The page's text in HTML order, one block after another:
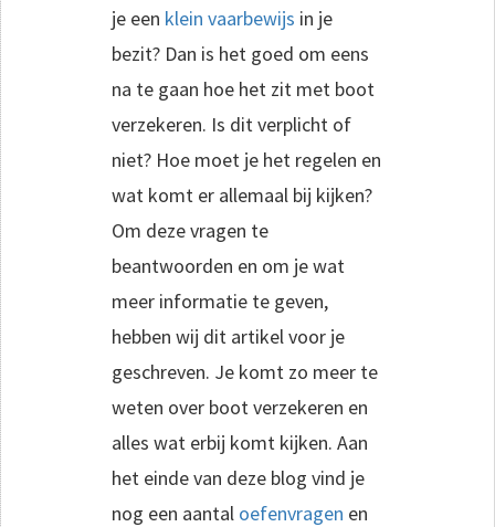
je een klein vaarbewijs in je
bezit? Dan is het goed om eens
na te gaan hoe het zit met boot
verzekeren. Is dit verplicht of
niet? Hoe moet je het regelen en
wat komt er allemaal bij kijken?
Om deze vragen te
beantwoorden en om je wat
meer informatie te geven,
hebben wij dit artikel voor je
geschreven. Je komt zo meer te
weten over boot verzekeren en
alles wat erbij komt kijken. Aan
het einde van deze blog vind je
nog een aantal oefenvragen en